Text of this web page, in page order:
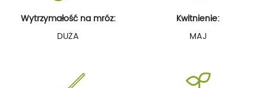
Wytrzymałość na mróz:
DUŻA
Kwitnienie:
MAJ